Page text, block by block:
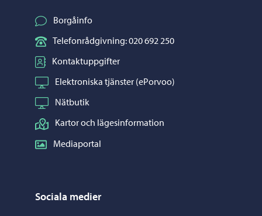
Borgåinfo
Telefonrådgivning: 020 692 250
Kontaktuppgifter
Elektroniska tjänster (ePorvoo)
Nätbutik
Kartor och lägesinformation
Mediaportal
Sociala medier